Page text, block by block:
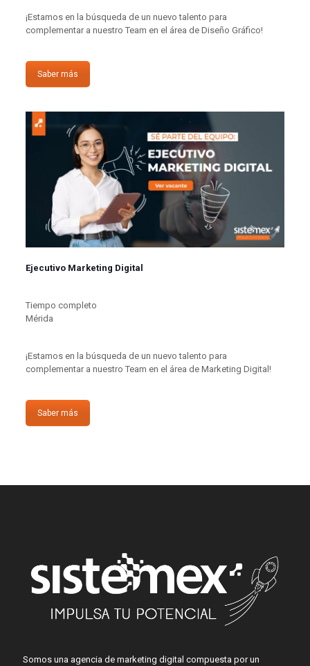
¡Estamos en la búsqueda de un nuevo talento para
complementar a nuestro Team en el área de Diseño Gráfico!
Saber más
Ejecutivo Marketing Digital
Tiempo completo
Mérida
¡Estamos en la búsqueda de un nuevo talento para
complementar a nuestro Team en el área de Marketing Digital!
Saber más
Somos una agencia de marketing digital compuesta por un